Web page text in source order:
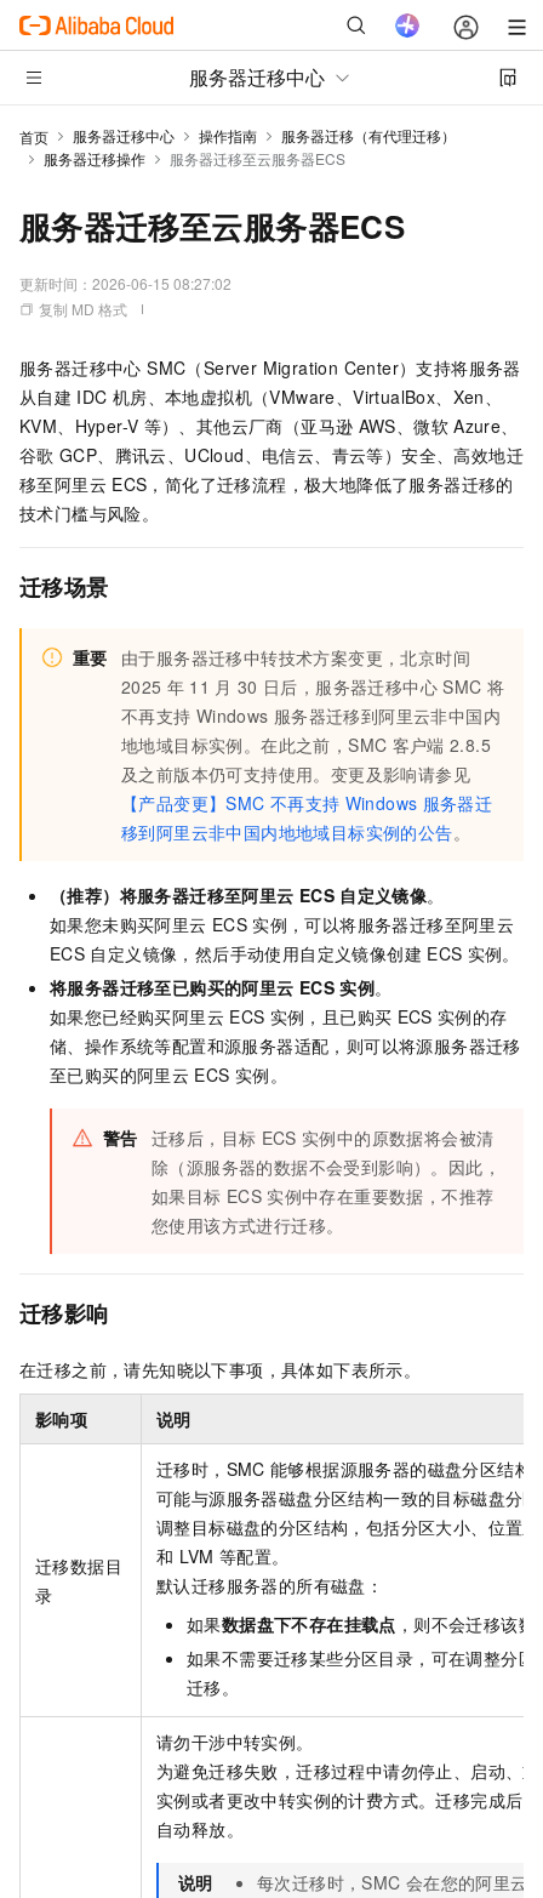
服务器迁移中心
首页 服务器迁移中心 操作指南
服务器迁移（有代理迁移）
服务器迁移操作
服务器迁移至云服务器ECS
服务器迁移至云服务器ECS
更新时间： 2026-06-15 08:27:02
复制 MD 格式
服务器迁移中心 SMC（Server Migration Center）支持将服务器
从自建 IDC 机房、本地虚拟机（VMware、VirtualBox、Xen、
KVM、Hyper-V 等）、其他云厂商（亚马逊 AWS、微软 Azure、
谷歌 GCP、腾讯云、UCloud、电信云、青云等）安全、高效地迁
移至阿里云 ECS，简化了迁移流程，极大地降低了服务器迁移的
技术门槛与风险。
迁移场景
重要
由于服务器迁移中转技术方案变更，北京时间
2025 年 11 月 30 日后，服务器迁移中心 SMC 将
不再支持 Windows 服务器迁移到阿里云非中国内
地地域目标实例。在此之前，SMC 客户端 2.8.5
及之前版本仍可支持使用。变更及影响请参见
【产品变更】SMC 不再支持 Windows 服务器迁
移到阿里云非中国内地地域目标实例的公告。
（推荐）将服务器迁移至阿里云 ECS 自定义镜像。
如果您未购买阿里云 ECS 实例，可以将服务器迁移至阿里云
ECS 自定义镜像，然后手动使用自定义镜像创建 ECS 实例。
将服务器迁移至已购买的阿里云 ECS 实例。
如果您已经购买阿里云 ECS 实例，且已购买 ECS 实例的存
储、操作系统等配置和源服务器适配，则可以将源服务器迁移
至已购买的阿里云 ECS 实例。
警告 迁移后，目标 ECS 实例中的原数据将会被清
除（源服务器的数据不会受到影响）。因此，
如果目标 ECS 实例中存在重要数据，不推荐
您使用该方式进行迁移。
迁移影响
在迁移之前，请先知晓以下事项，具体如下表所示。
影响项 说明
迁移数据目
录
迁移时，SMC 能够根据源服务器的磁盘分区结构
可能与源服务器磁盘分区结构一致的目标磁盘分
调整目标磁盘的分区结构，包括分区大小、位置
和 LVM 等配置。
默认迁移服务器的所有磁盘：
如果数据盘下不存在挂载点 ，则不会迁移该数
如果不需要迁移某些分区目录，可在调整分区
迁移。
请勿干涉中转实例。
为避免迁移失败，迁移过程中请勿停止、启动、
实例或者更改中转实例的计费方式。迁移完成后
自动释放。
说明 每次迁移时，SMC 会在您的阿里云